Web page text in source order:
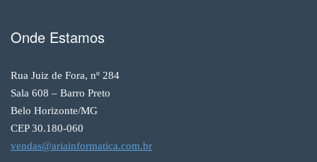
Onde Estamos
Rua Juiz de Fora, nº 284
Sala 608 – Barro Preto
Belo Horizonte/MG
CEP 30.180-060
vendas@ariainformatica.com.br